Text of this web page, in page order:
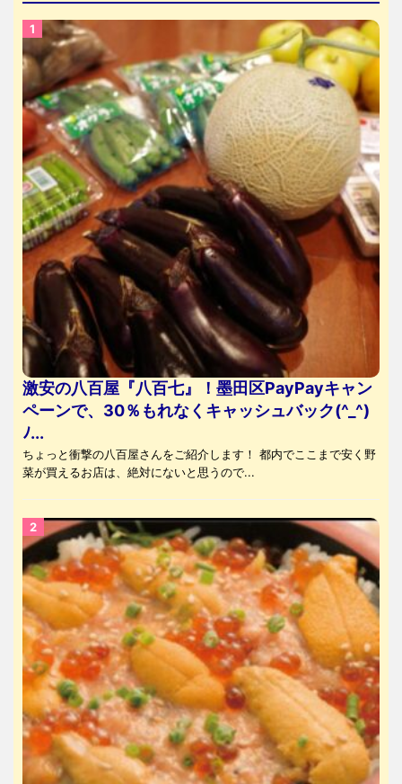
激安の八百屋『八百七』！墨田区PayPayキャン
ペーンで、30％もれなくキャッシュバック(^_^)
ﾉ...
ちょっと衝撃の八百屋さんをご紹介します！ 都内でここまで安く野
菜が買えるお店は、絶対にないと思うので...